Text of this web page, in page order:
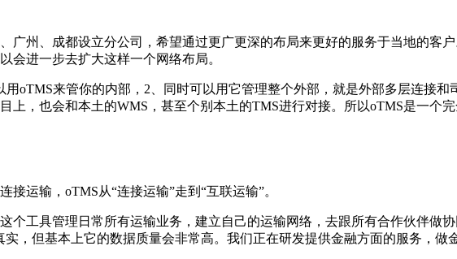
广州、成都设立分公司，希望通过更广更深的布局来更好的服务于当地的客
会进一步去扩大这样一个网络布局。
oTMS来管你的内部，2、同时可以用它管理整个外部，就是外部多层连接
上，也会和本土的WMS，甚至个别本土的TMS进行对接。所以oTMS是一个
运输，oTMS从“连接运输”走到“互联运输”。
个工具管理日常所有运输业务，建立自己的运输网络，去跟所有合作伙伴做
，但基本上它的数据质量会非常高。我们正在研发提供金融方面的服务，做